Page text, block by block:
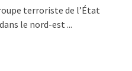
terroriste de l’État
le nord-est ...